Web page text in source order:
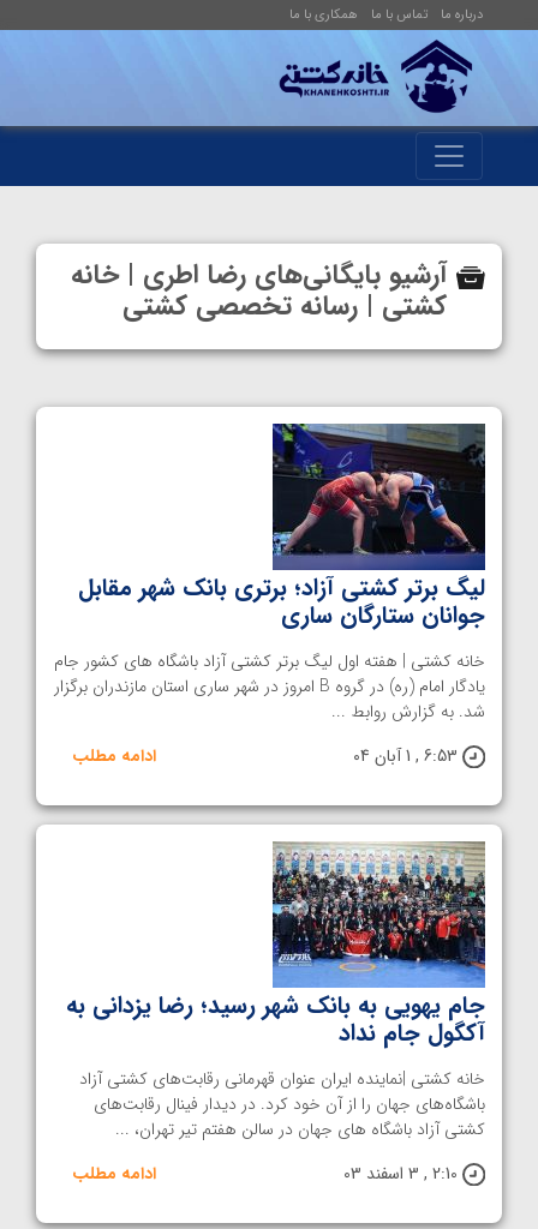
درباره ما تماس با ما همکاری با ما
آرشیو بایگانی‌های رضا اطری | خانه
کشتی | رسانه تخصصی کشتی
لیگ برتر کشتی آزاد؛ برتری بانک شهر مقابل
جوانان ستارگان ساری
خانه کشتی | هفته اول لیگ برتر کشتی آزاد باشگاه های کشور جام
یادگار امام (ره) در گروه B امروز در شهر ساری استان مازندران برگزار
شد. به گزارش روابط ...
6:53 , 1 آبان 04
ادامه مطلب
جام یهویی به بانک شهر رسید؛ رضا یزدانی به
آکگول جام نداد
خانه کشتی |نماینده ایران عنوان قهرمانی رقابت‌های کشتی آزاد
باشگاه‌های جهان را از آن خود کرد. در دیدار فینال رقابت‌های
کشتی آزاد باشگاه های جهان در سالن هفتم تیر تهران، ...
2:10 , 3 اسفند 03
ادامه مطلب